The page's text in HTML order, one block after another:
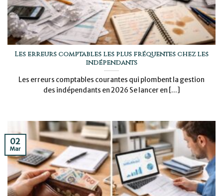
Les erreurs comptables les plus fréquentes chez les
indépendants
Les erreurs comptables courantes qui plombent la gestion
des indépendants en 2026 Se lancer en [...]
02
Mar